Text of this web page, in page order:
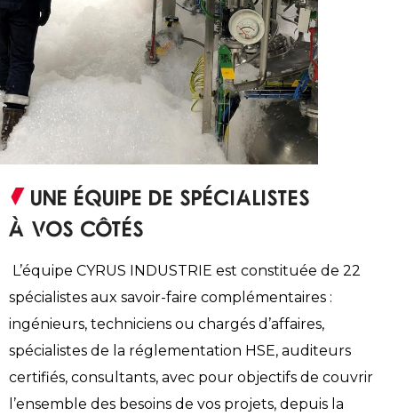
UNE ÉQUIPE DE SPÉCIALISTES
À VOS CÔTÉS
L’équipe CYRUS INDUSTRIE est constituée de 22
spécialistes aux savoir-faire complémentaires :
ingénieurs, techniciens ou chargés d’affaires,
spécialistes de la réglementation HSE, auditeurs
certifiés, consultants, avec pour objectifs de couvrir
l’ensemble des besoins de vos projets, depuis la